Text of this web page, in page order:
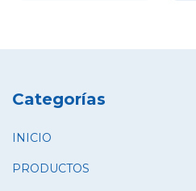
Categorías
INICIO
PRODUCTOS